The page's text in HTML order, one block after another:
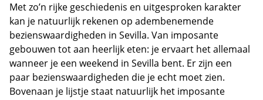
Met zo’n rijke geschiedenis en uitgesproken karakter
kan je natuurlijk rekenen op adembenemende
bezienswaardigheden in Sevilla. Van imposante
gebouwen tot aan heerlijk eten: je ervaart het allemaal
wanneer je een weekend in Sevilla bent. Er zijn een
paar bezienswaardigheden die je echt moet zien.
Bovenaan je lijstje staat natuurlijk het imposante